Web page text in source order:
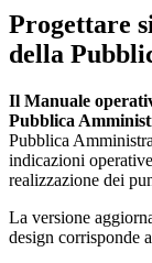
Progettare
della
Il Manuale
Pubblica
Pubblica
indicazioni
realizzazione dei
La versione
design corrisponde